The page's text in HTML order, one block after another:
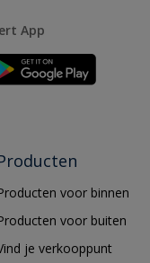
App
voor binnen
voor buiten
je verkooppunt